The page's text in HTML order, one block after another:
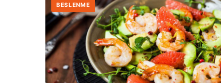
BESLENME